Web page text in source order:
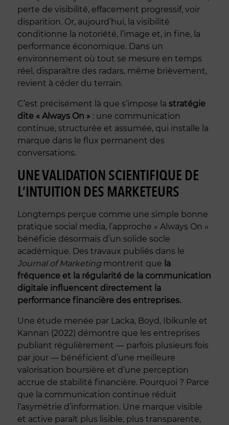
perte de visibilité, effacement progressif, voir
disparition. Or, aujourd’hui, la visibilité
conditionne la notoriété, l’image et, in fine, la
performance économique. Dans un
environnement où tout se mesure en temps
réel, disparaître des radars, même brièvement,
revient à céder du terrain.
C’est précisément là que s’impose la stratégie
dite « Always On »: une communication
continue, structurée et assumée, qui installe la
marque dans le flux permanent des
conversations.
UNE VALIDATION SCIENTIFIQUE DE
L’INTUITION DES MARKETEURS
Longtemps perçue comme une simple bonne
pratique social media, l’approche « Always On »
bénéficie désormais d’un solide socle
académique. Des travaux publiés dans le
Journal of Marketingmontrent que la
fréquence et la régularité de la communication
digitale influencent directement la
performance financière des entreprises.
Une étude menée par Lacka, Boyd, Ibikunle et
Kannan (2022) démontre que les entreprises
publiant régulièrement — parfois plusieurs fois
par jour — bénéficient d’une meilleure
valorisation boursière et d’une perception
accrue de stabilité financière. Pourquoi ? Parce
que la communication continue réduit
l’asymétrie d’information. Une marque visible
et active paraît plus lisible, plus transparente,